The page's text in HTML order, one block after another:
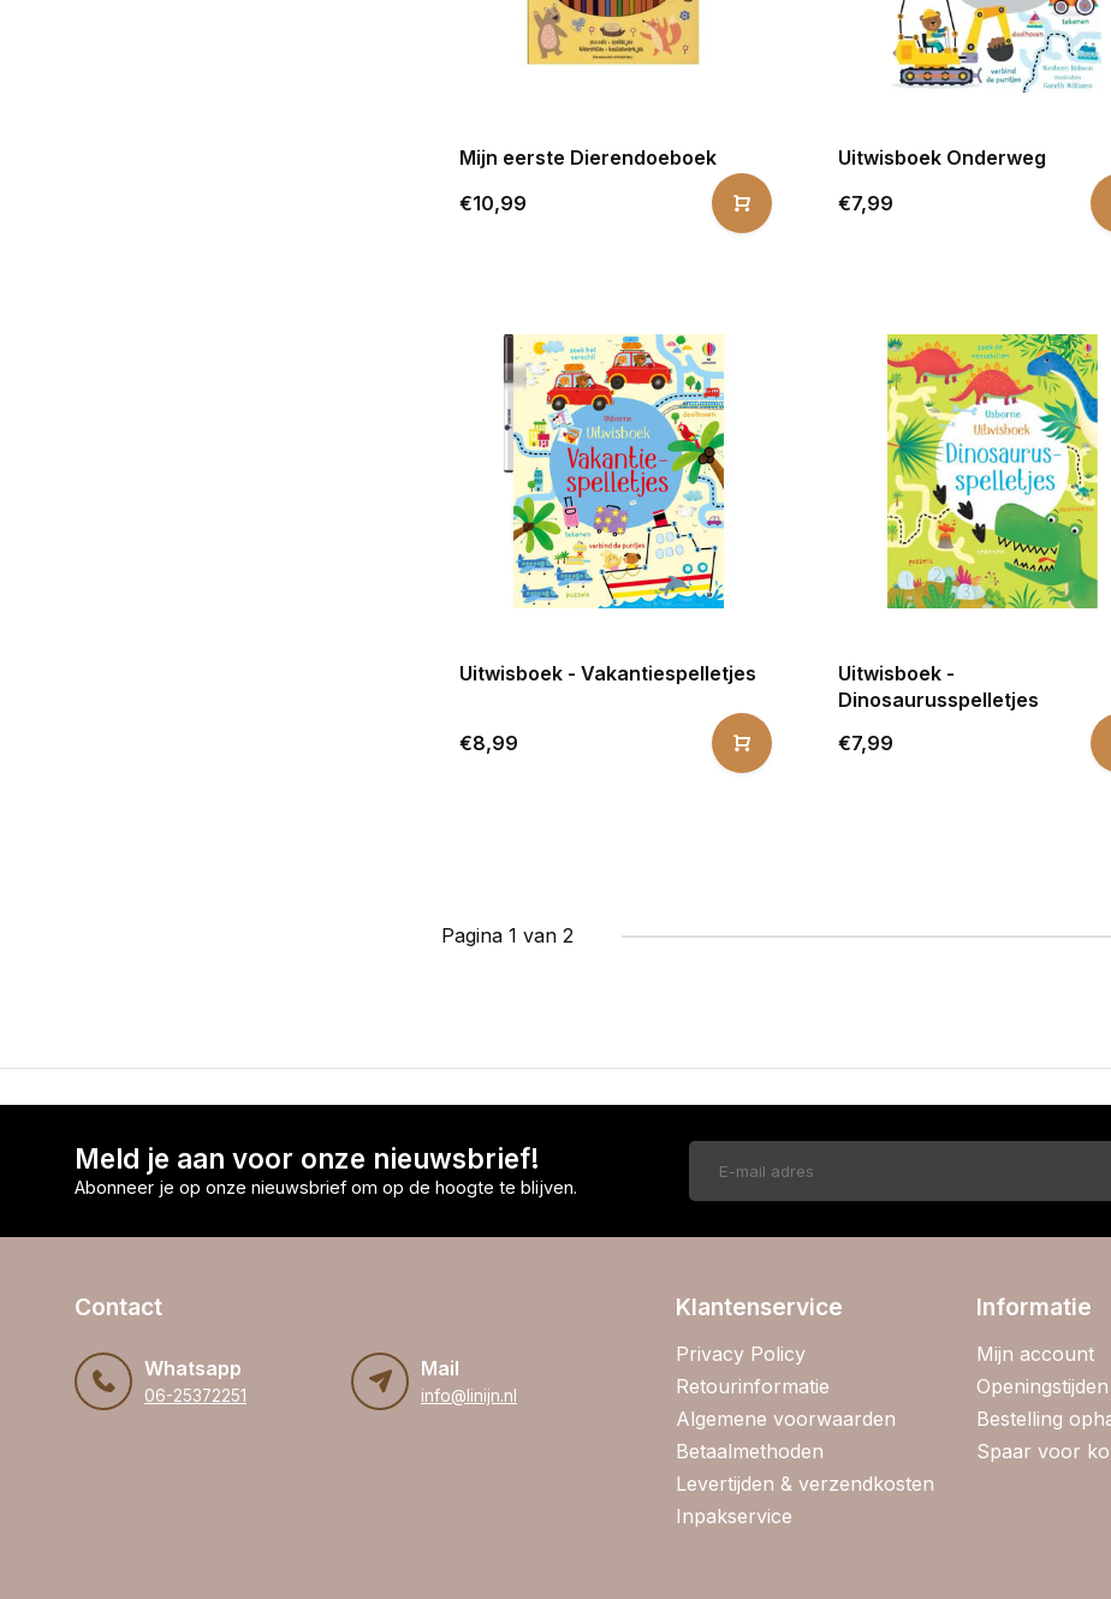
Mijn eerste Dierendoeboek
€10,99
Uitwisboek Onderweg
€7,99
Uitwisboek - Vakantiespelletjes
€8,99
Uitwisboek -
Dinosaurusspelletjes
€7,99
Pagina 1 van 2
Meld je aan voor onze nieuwsbrief!
Abonneer je op onze nieuwsbrief om op de hoogte te blijven.
Contact
Whatsapp
06-25372251
Mail
info@linijn.nl
Klantenservice
Privacy Policy
Retourinformatie
Algemene voorwaarden
Betaalmethoden
Levertijden & verzendkosten
Inpakservice
Informatie
Mijn account
Openingstijden
Bestelling
Spaar voor